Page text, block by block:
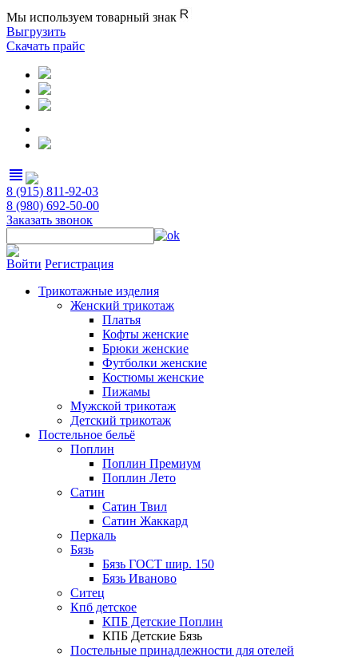
Мы используем товарный знак
Выгрузить
Скачать прайс
view_headline
8 (915) 811-92-03
8 (980) 692-50-00
Заказать звонок
Войти Регистрация
Трикотажные изделия
Женский трикотаж
Платья
Кофты женские
Брюки женские
Футболки женские
Костюмы женские
Пижамы
Мужской трикотаж
Детский трикотаж
Постельное бельё
Поплин
Поплин Премиум
Поплин Лето
Сатин
Сатин Твил
Сатин Жаккард
Перкаль
Бязь
Бязь ГОСТ шир. 150
Бязь Иваново
Ситец
Кпб детское
КПБ Детские Поплин
КПБ Детские Бязь
Постельные принадлежности для отелей